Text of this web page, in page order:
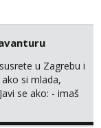
u Zagrebu i
si mlada,
se ako: - imaš
s